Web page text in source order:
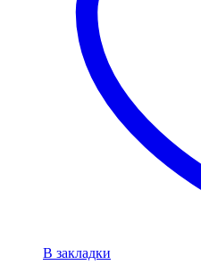
В закладки